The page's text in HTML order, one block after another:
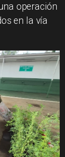
operación
en la vía